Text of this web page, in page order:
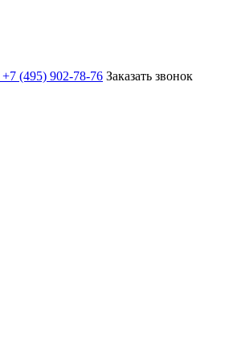
+7 (495) 902-78-76 Заказать звонок